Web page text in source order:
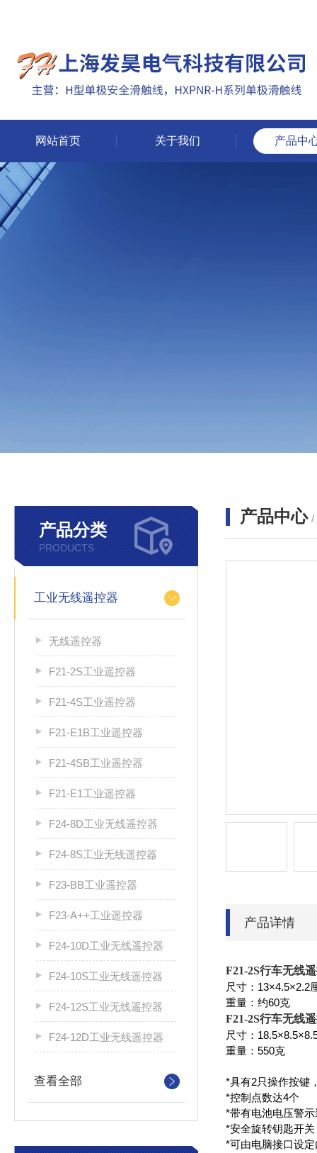
网站首页 关于我们 产品中
产品分类
PRODUCTS
工业无线遥控器
无线遥控器
F21-2S工业遥控器
F21-4S工业遥控器
F21-E1B工业遥控器
F21-4SB工业遥控器
F21-E1工业遥控器
F24-8D工业无线遥控器
F24-8S工业无线遥控器
F23-BB工业遥控器
F23-A++工业遥控器
F24-10D工业无线遥控器
F24-10S工业无线遥控器
F24-12S工业无线遥控器
F24-12D工业无线遥控器
查看全部
产品中心 /
产品详情
F21-2S行车无线
尺寸：13×4.5×2.2
重量：约60克
F21-2S行车无线
尺寸：
重量：550克
*具有2只操作按键
*控制点数达4个
*带有电池电压警
*安全旋转钥匙开
*可由电脑接口设